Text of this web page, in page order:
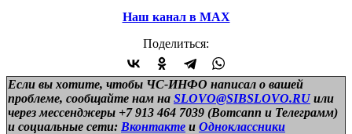
Наш канал в МАХ
Поделиться:
Если вы хотите, чтобы ЧС-ИНФО написал о вашей
проблеме, сообщайте нам на SLOVO@SIBSLOVO.RU или
через мессенджеры +7 913 464 7039 (Вотсапп и Телеграмм)
и социальные сети: Вконтакте и Одноклассники